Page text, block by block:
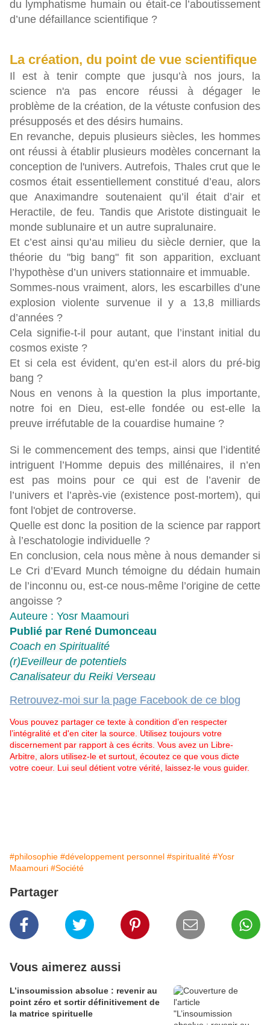
du lymphatisme humain ou était-ce l’aboutissement
d’une défaillance scientifique ?
La création, du point de vue scientifique
Il est à tenir compte que jusqu’à nos jours, la
science n'a pas encore réussi à dégager le
problème de la création, de la vétuste confusion des
présupposés et des désirs humains.
En revanche, depuis plusieurs siècles, les hommes
ont réussi à établir plusieurs modèles concernant la
conception de l'univers. Autrefois, Thales crut que le
cosmos était essentiellement constitué d’eau, alors
que Anaximandre soutenaient qu’il était d’air et
Heractile, de feu. Tandis que Aristote distinguait le
monde sublunaire et un autre supralunaire.
Et c’est ainsi qu’au milieu du siècle dernier, que la
théorie du "big bang" fit son apparition, excluant
l’hypothèse d’un univers stationnaire et immuable.
Sommes-nous vraiment, alors, les escarbilles d’une
explosion violente survenue il y a 13,8 milliards
d’années ?
Cela signifie-t-il pour autant, que l’instant initial du
cosmos existe ?
Et si cela est évident, qu’en est-il alors du pré-big
bang ?
Nous en venons à la question la plus importante,
notre foi en Dieu, est-elle fondée ou est-elle la
preuve irréfutable de la couardise humaine ?
Si le commencement des temps, ainsi que l’identité
intriguent l’Homme depuis des millénaires, il n’en
est pas moins pour ce qui est de l’avenir de
l’univers et l’après-vie (existence post-mortem), qui
font l'objet de controverse.
Quelle est donc la position de la science par rapport
à l’eschatologie individuelle ?
En conclusion, cela nous mène à nous demander si
Le Cri d’Evard Munch témoigne du dédain humain
de l’inconnu ou, est-ce nous-même l’origine de cette
angoisse ?
Auteure : Yosr Maamouri
Publié par René Dumonceau
Coach en Spiritualité
(r)Eveilleur de potentiels
Canalisateur du Reiki Verseau
Retrouvez-moi sur la page Facebook de ce blog
Vous pouvez partager ce texte à condition d’en respecter
l’intégralité et d'en citer la source. Utilisez toujours votre
discernement par rapport à ces écrits. Vous avez un Libre-
Arbitre, alors utilisez-le et surtout, écoutez ce que vous dicte
votre coeur. Lui seul détient votre vérité, laissez-le vous guider.
#philosophie #développement personnel #spiritualité #Yosr
Maamouri #Société
Partager
Vous aimerez aussi
L’insoumission absolue : revenir au
point zéro et sortir définitivement de
la matrice spirituelle